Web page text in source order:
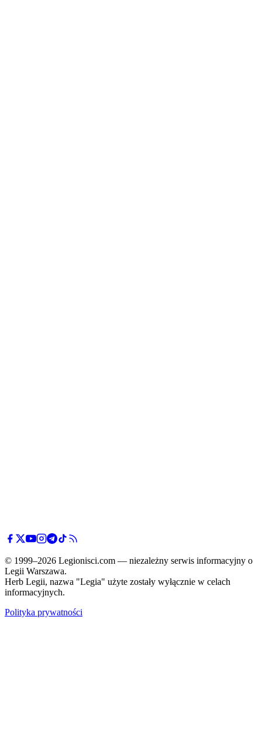
© 1999–2026 Legionisci.com — niezależny serwis informacyjny o
Legii Warszawa.
Herb Legii, nazwa "Legia" użyte zostały wyłącznie w celach
informacyjnych.
Polityka prywatności